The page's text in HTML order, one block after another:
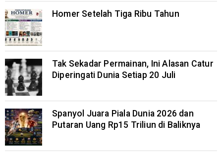
Homer Setelah Tiga Ribu Tahun
Tak Sekadar Permainan, Ini Alasan Catur
Diperingati Dunia Setiap 20 Juli
Spanyol Juara Piala Dunia 2026 dan
Putaran Uang Rp15 Triliun di Baliknya